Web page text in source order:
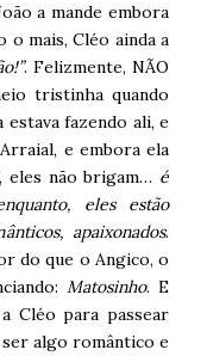
a mande embora
o mais, Cléo ainda a
. Felizmente, NÃO
tristinha quando
fazendo ali, e
e embora ela
eles não brigam… é
eles estão
apaixonados.
do que o Angico, o
Matosinho. E
Cléo para passear
ser algo romântico e